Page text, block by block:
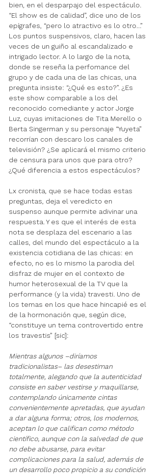
bien, en el desparpajo del espectáculo.
“El show es de calidad”, dice uno de los
epígrafes, “pero lo atractivo es lo otro…”
Los puntos suspensivos, claro, hacen las
veces de un guiño al escandalizado e
intrigado lector. A lo largo de la nota,
donde se reseña la perfomance del
grupo y de cada una de las chicas, una
pregunta insiste: “¿Qué es esto?”. ¿Es
este show comparable a los del
reconocido comediante y actor Jorge
Luz, cuyas imitaciones de Tita Merello o
Berta Singerman y su personaje “Yuyeta”
recorrían con descaro los canales de
televisión? ¿Se aplicará el mismo criterio
de censura para unos que para otro?
¿Qué diferencia a estos espectáculos?
Lx cronista, que se hace todas estas
preguntas, deja el veredicto en
suspenso aunque permite adivinar una
respuesta. Y es que el interés de esta
nota se desplaza del escenario a las
calles, del mundo del espectáculo a la
existencia cotidiana de las chicas: en
efecto, no es lo mismo la parodia del
disfraz de mujer en el contexto de
humor heterosexual de la TV que la
performance (y la vida) travesti. Uno de
los temas en los que hace hincapié es el
de la hormonación que, según dice,
“constituye un tema controvertido entre
los travestis” [sic]:
Mientras algunos –diríamos
tradicionalistas– las desestiman
totalmente, alegando que la autenticidad
consiste en saber vestirse y maquillarse,
contemplando únicamente cintas
convenientemente apretadas, que ayudan
a dar alguna forma; otros, los modernos,
aceptan lo que califican como método
científico, aunque con la salvedad de que
no debe abusarse, para evitar
complicaciones para la salud, además de
un desarrollo poco propicio a su condición